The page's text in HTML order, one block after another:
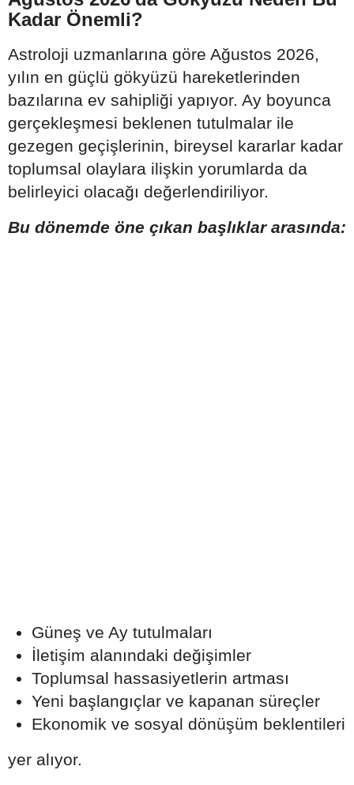
Kadar Önemli?
Astroloji uzmanlarına göre Ağustos 2026,
yılın en güçlü gökyüzü hareketlerinden
bazılarına ev sahipliği yapıyor. Ay boyunca
gerçekleşmesi beklenen tutulmalar ile
gezegen geçişlerinin, bireysel kararlar kadar
toplumsal olaylara ilişkin yorumlarda da
belirleyici olacağı değerlendiriliyor.
Bu dönemde öne çıkan başlıklar arasında:
Güneş ve Ay tutulmaları
İletişim alanındaki değişimler
Toplumsal hassasiyetlerin artması
Yeni başlangıçlar ve kapanan süreçler
Ekonomik ve sosyal dönüşüm beklentileri
yer alıyor.